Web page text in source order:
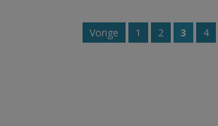
Vorige 1 2 3 4